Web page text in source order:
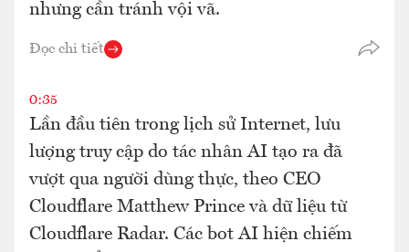
nhưng cần tránh vội vã.
Đọc chi tiết
0:35
Lần đầu tiên trong lịch sử Internet, lưu
lượng truy cập do tác nhân AI tạo ra đã
vượt qua người dùng thực, theo CEO
Cloudflare Matthew Prince và dữ liệu từ
Cloudflare Radar. Các bot AI hiện chiếm